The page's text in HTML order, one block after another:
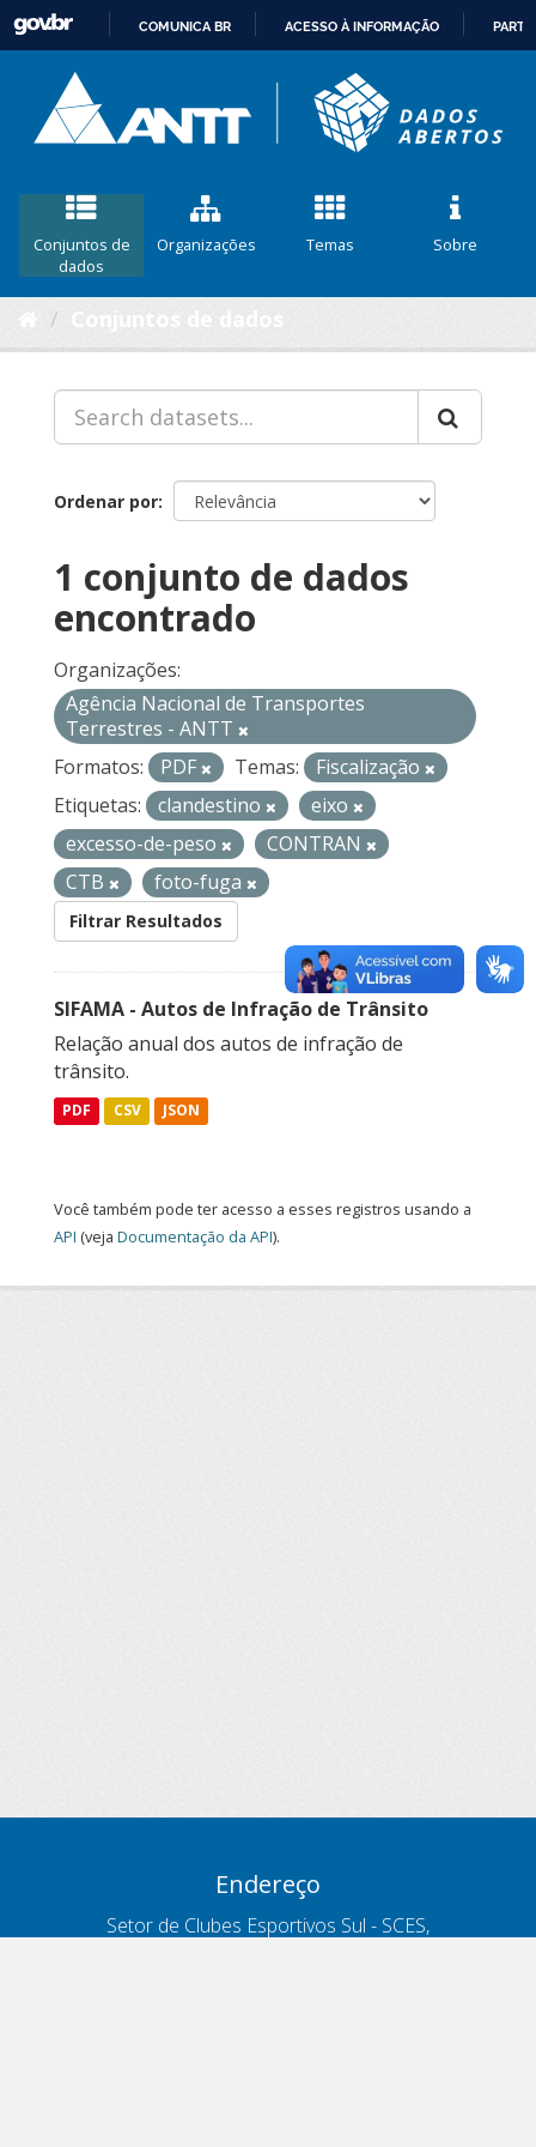
CONTEÚDO
COMUNICA BR ACESSO À INFORMAÇÃO
Conjuntos de
dados
Organizações Temas Sobre
Ordenar por
1 conjunto de dados
encontrado
Organizações:
Agência Nacional de Transportes
Terrestres - ANTT
Formatos:
PDF Temas:
Fiscalização
Etiquetas:
clandestino
eixo
excesso-de-peso
CONTRAN
CTB
foto-fuga
Filtrar Resultados
SIFAMA - Autos de Infração de Trânsito
Relação anual dos autos de infração de
trânsito.
PDF CSV JSON
Você também pode ter acesso a esses registros usando a
API (veja Documentação da API).
Endereço
Setor de Clubes Esportivos Sul - SCES,